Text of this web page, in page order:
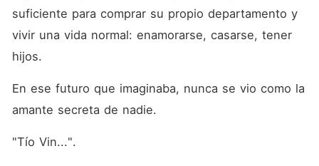
suficiente para comprar su propio departamento y
vivir una vida normal: enamorarse, casarse, tener
hijos.
En ese futuro que imaginaba, nunca se vio como la
amante secreta de nadie.
"Tío Vin...".